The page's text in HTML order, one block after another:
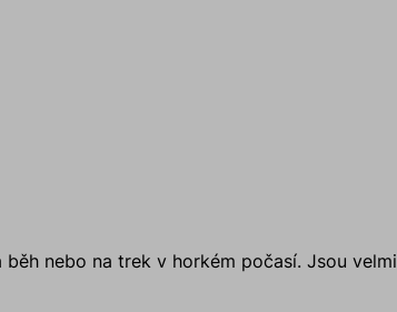
nebo na trek v horkém počasí. Jsou velmi